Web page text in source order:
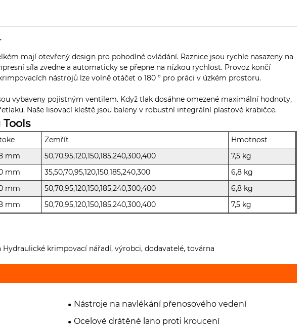
mají otevřený design pro pohodlné ovládání. Raznice jsou rychle nasazeny na
síla zvedne a automaticky se přepne na nízkou rychlost. Provoz končí
nástrojů lze volně otáčet o 180 ° pro práci v úzkém prostoru.
vybaveny pojistným ventilem. Když tlak dosáhne omezené maximální hodnoty,
Naše lisovací kleště jsou baleny v robustní integrální plastové krabičce.
Zemřít
Hmotnost
mm 50,70,95,120,150,185,240,300,400
7,5 kg
mm 35,50,70,95,120,150,185,240,300
6,8 kg
mm 50,70,95,120,150,185,240,300,400
6,8 kg
mm 50,70,95,120,150,185,240,300,400 7,5 kg
krimpovací nářadí, výrobci, dodavatelé, továrna
Nástroje na navlékání přenosového vedení
Ocelové drátěné lano proti kroucení